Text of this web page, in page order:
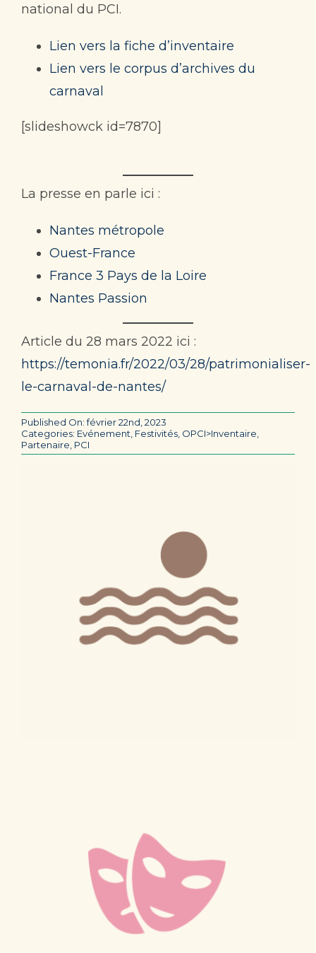
national du PCI.
Lien vers la fiche d’inventaire
Lien vers le corpus d’archives du
carnaval
[slideshowck id=7870]
La presse en parle ici :
Nantes métropole
Ouest-France
France 3 Pays de la Loire
Nantes Passion
Article du 28 mars 2022 ici :
https://temonia.fr/2022/03/28/patrimonialiser-
le-carnaval-de-nantes/
Published On: février 22nd, 2023
Categories: Evénement Festivités, OPCI>Inventaire
Partenaire PCI